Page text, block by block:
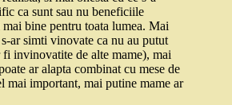
ca sunt sau nu beneficiile
bine pentru toata lumea. Mai
ar simti vinovate ca nu au putut
fi invinovatite de alte mame), mai
ar alapta combinat cu mese de
mai important, mai putine mame ar